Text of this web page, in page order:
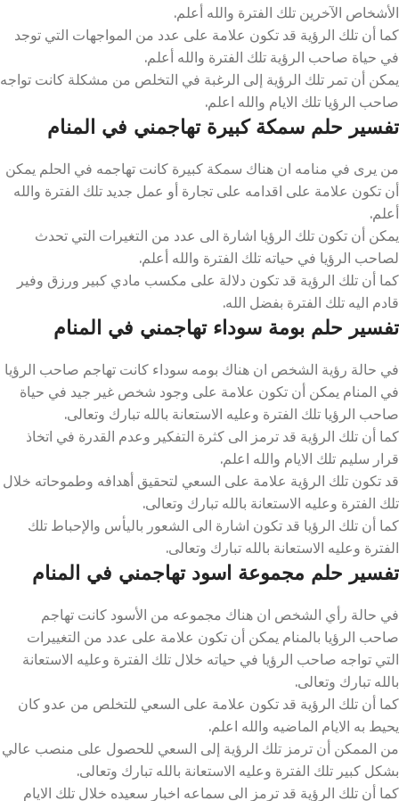
الأشخاص الآخرين تلك الفترة والله أعلم.
كما أن تلك الرؤية قد تكون علامة على عدد من المواجهات التي توجد
في حياة صاحب الرؤية تلك الفترة والله أعلم.
يمكن أن تمر تلك الرؤية إلى الرغبة في التخلص من مشكلة كانت تواجه
صاحب الرؤيا تلك الايام والله اعلم.
تفسير حلم سمكة كبيرة تهاجمني في المنام
من يرى في منامه ان هناك سمكة كبيرة كانت تهاجمه في الحلم يمكن
أن تكون علامة على اقدامه على تجارة أو عمل جديد تلك الفترة والله
أعلم.
يمكن أن تكون تلك الرؤيا اشارة الى عدد من التغيرات التي تحدث
لصاحب الرؤيا في حياته تلك الفترة والله أعلم.
كما أن تلك الرؤية قد تكون دلالة على مكسب مادي كبير ورزق وفير
قادم اليه تلك الفترة بفضل الله.
تفسير حلم بومة سوداء تهاجمني في المنام
في حالة رؤية الشخص ان هناك بومه سوداء كانت تهاجم صاحب الرؤيا
في المنام يمكن أن تكون علامة على وجود شخص غير جيد في حياة
صاحب الرؤيا تلك الفترة وعليه الاستعانة بالله تبارك وتعالى.
كما أن تلك الرؤية قد ترمز الى كثرة التفكير وعدم القدرة في اتخاذ
قرار سليم تلك الايام والله اعلم.
قد تكون تلك الرؤية علامة على السعي لتحقيق أهدافه وطموحاته خلال
تلك الفترة وعليه الاستعانة بالله تبارك وتعالى.
كما أن تلك الرؤيا قد تكون اشارة الى الشعور باليأس والإحباط تلك
الفترة وعليه الاستعانة بالله تبارك وتعالى.
تفسير حلم مجموعة اسود تهاجمني في المنام
في حالة رأي الشخص ان هناك مجموعه من الأسود كانت تهاجم
صاحب الرؤيا بالمنام يمكن أن تكون علامة على عدد من التغييرات
التي تواجه صاحب الرؤيا في حياته خلال تلك الفترة وعليه الاستعانة
بالله تبارك وتعالى.
كما أن تلك الرؤية قد تكون علامة على السعي للتخلص من عدو كان
يحيط به الايام الماضيه والله اعلم.
من الممكن أن ترمز تلك الرؤية إلى السعي للحصول على منصب عالي
بشكل كبير تلك الفترة وعليه الاستعانة بالله تبارك وتعالى.
كما أن تلك الرؤية قد ترمز الى سماعه اخبار سعيده خلال تلك الايام